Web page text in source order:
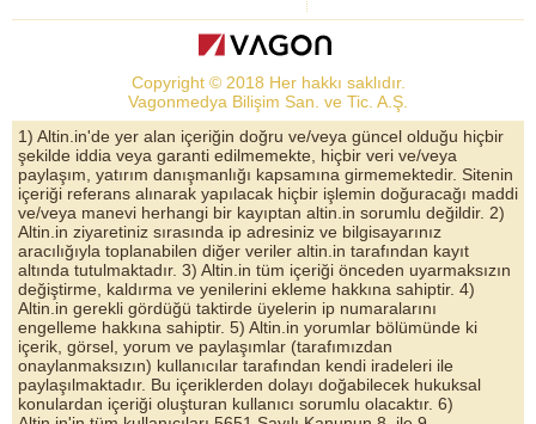
Dolar Kuru
Altın Yorumları
Döviz Kurları
Çeyrek Altın
Bitcoin
Euro/Dolar Parite
Sterlin
Döviz Arşivi
Copyright © 2018 Her hakkı saklıdır.
Vagonmedya Bilişim San. ve Tic. A.Ş.
1) Altin.in'de yer alan içeriğin doğru ve/veya güncel olduğu hiçbir
şekilde iddia veya garanti edilmemekte, hiçbir veri ve/veya
paylaşım, yatırım danışmanlığı kapsamına girmemektedir. Sitenin
içeriği referans alınarak yapılacak hiçbir işlemin doğuracağı maddi
ve/veya manevi herhangi bir kayıptan altin.in sorumlu değildir. 2)
Altin.in ziyaretiniz sırasında ip adresiniz ve bilgisayarınız
aracılığıyla toplanabilen diğer veriler altin.in tarafından kayıt
altında tutulmaktadır. 3) Altin.in tüm içeriği önceden uyarmaksızın
değiştirme, kaldırma ve yenilerini ekleme hakkına sahiptir. 4)
Altin.in gerekli gördüğü taktirde üyelerin ip numaralarını
engelleme hakkına sahiptir. 5) Altin.in yorumlar bölümünde ki
içerik, görsel, yorum ve paylaşımlar (tarafımızdan
onaylanmaksızın) kullanıcılar tarafından kendi iradeleri ile
paylaşılmaktadır. Bu içeriklerden dolayı doğabilecek hukuksal
konulardan içeriği oluşturan kullanıcı sorumlu olacaktır. 6)